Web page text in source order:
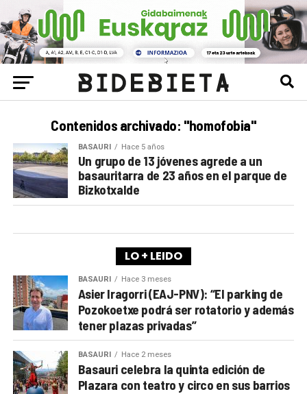
Contenidos archivado: "homofobia"
BASAURI Hace 5 años
Un grupo de 13 jóvenes agrede a un
basauritarra de 23 años en el parque de
Bizkotxalde
LO + LEIDO
BASAURI Hace 3 meses
Asier Iragorri (EAJ-PNV): “El parking de
Pozokoetxe podrá ser rotatorio y además
tener plazas privadas”
BASAURI Hace 2 meses
Basauri celebra la quinta edición de
Plazara con teatro y circo en sus barrios